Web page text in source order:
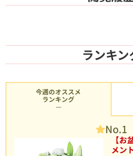
ランキン
今週のオススメ
ランキング
No.1
【
メン